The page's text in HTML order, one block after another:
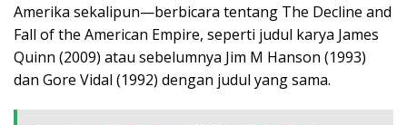
Amerika sekalipun—berbicara tentang The Decline and
Fall of the American Empire, seperti judul karya James
Quinn (2009) atau sebelumnya Jim M Hanson (1993)
dan Gore Vidal (1992) dengan judul yang sama.